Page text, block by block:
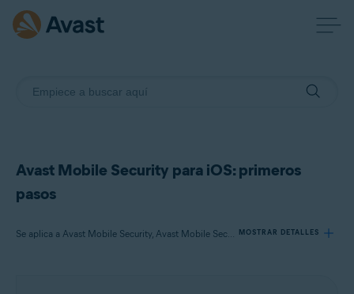
Avast Mobile Security para iOS: primeros
pasos
Se aplica a Avast Mobile Security, Avast Mobile Security Premium, Avast Mobile Security Ultimate MOSTRAR DETALLES